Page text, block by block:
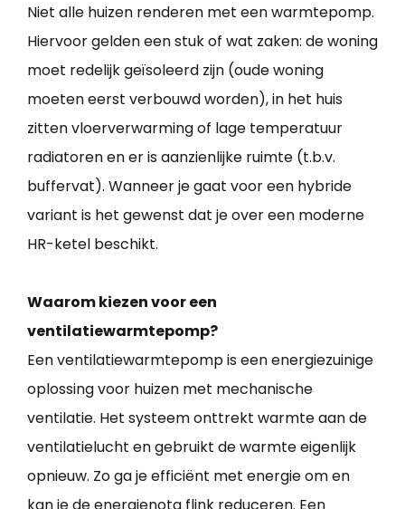
Niet alle huizen renderen met een warmtepomp.
Hiervoor gelden een stuk of wat zaken: de woning
moet redelijk geïsoleerd zijn (oude woning
moeten eerst verbouwd worden), in het huis
zitten vloerverwarming of lage temperatuur
radiatoren en er is aanzienlijke ruimte (t.b.v.
buffervat). Wanneer je gaat voor een hybride
variant is het gewenst dat je over een moderne
HR-ketel beschikt.
Waarom kiezen voor een
ventilatiewarmtepomp?
Een ventilatiewarmtepomp is een energiezuinige
oplossing voor huizen met mechanische
ventilatie. Het systeem onttrekt warmte aan de
ventilatielucht en gebruikt de warmte eigenlijk
opnieuw. Zo ga je efficiënt met energie om en
kan je de energienota flink reduceren. Een